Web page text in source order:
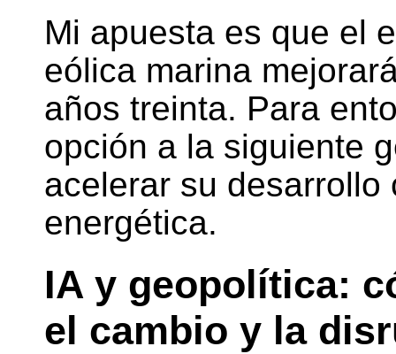
Mi apuesta es que el
eólica marina
años treinta. Para
opción a la siguiente
acelerar su desarrollo
energética.
IA y geopolítica:
el cambio y la